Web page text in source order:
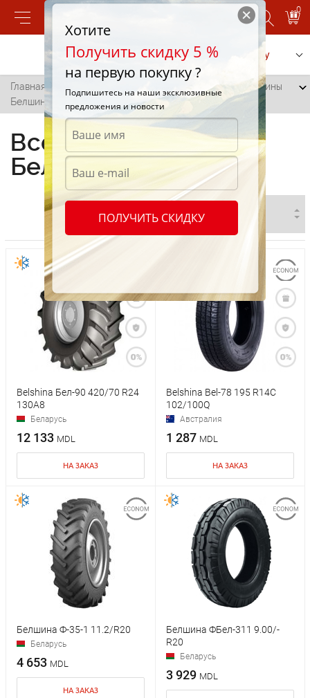
0
Позвонить Заказать услугу
Главная /
Всесезонные шины
Белшина в Сынжере
Всесезонные шины
Белшина в Сынжере
Belshina Бел-90 420/70 R24
130A8
Беларусь
12 133 MDL
НА ЗАКАЗ
Belshina Bel-78 195 R14C
102/100Q
Австралия
1 287 MDL
НА ЗАКАЗ
Белшина Ф-35-1 11.2/R20
Беларусь
4 653 MDL
НА ЗАКАЗ
Белшина ФБел-311 9.00/-
R20
Беларусь
3 929 MDL
Хотите
Получить скидку 5 %
на первую покупку ?
Подпишитесь на наши эксклюзивные
предложения и новости
ПОЛУЧИТЬ СКИДКУ